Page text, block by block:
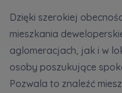
Dzięki szerokiej
mieszkania
aglomeracjach, jak i w
osoby poszukujące
Pozwala to znaleźć